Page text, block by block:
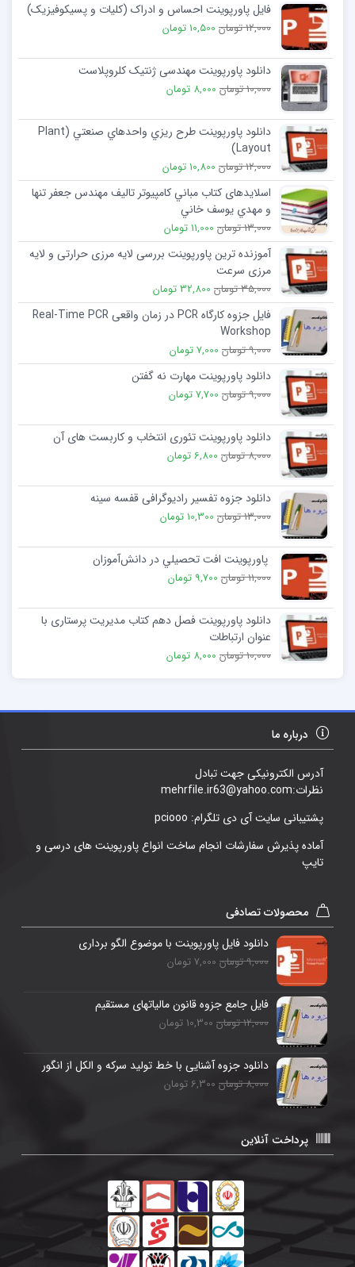
فایل پاورپوینت احساس و ادراک (کلیات و پسیکوفیزیک)
12,000 تومان 10,500 تومان
دانلود پاورپوینت مهندسی ژنتیک کلروپلاست
10,000 تومان 8,000 تومان
دانلود پاورپوینت طرح ريزي واحدهاي صنعتي (Plant
Layout)
12,000 تومان 10,800 تومان
اسلایدهای کتاب مباني کامپيوتر تالیف مهندس جعفر تنها
و مهدي يوسف خاني
13,000 تومان 11,000 تومان
آموزنده ترین پاورپوینت بررسی لایه مرزی حرارتی و لایه
مرزی سرعت
35,000 تومان 32,800 تومان
فایل جزوه کارگاه PCR در زمان واقعی Real-Time PCR
Workshop
9,000 تومان 7,000 تومان
دانلود پاورپوینت مهارت نه گفتن
9,000 تومان 7,700 تومان
دانلود پاورپوینت تئوری انتخاب و کاربست های آن
8,000 تومان 6,800 تومان
دانلود جزوه تفسیر رادیوگرافی قفسه سینه
13,000 تومان 10,300 تومان
پاورپوینت افت تحصيلي در دانش‌آموزان
11,000 تومان 9,700 تومان
دانلود پاورپوینت فصل دهم کتاب مدیریت پرستاری با
عنوان ارتباطات
10,000 تومان 8,000 تومان
درباره ما
آدرس الکترونیکی جهت تبادل
نظرات:mehrfile.ir63@yahoo.com
پشتیبانی سایت آی دی تلگرام: pciooo
آماده پذیرش سفارشات انجام ساخت انواع پاورپوینت های درسی و
تایپ
محصولات تصادفی
دانلود فایل پاورپوینت با موضوع الگو برداری
9,000 تومان 7,000 تومان
فایل جامع جزوه قانون مالیاتهای مستقیم
12,000 تومان 10,300 تومان
دانلود جزوه آشنایی با خط تولید سرکه و الکل از انگور
8,000 تومان 6,300 تومان
پرداخت آنلاین